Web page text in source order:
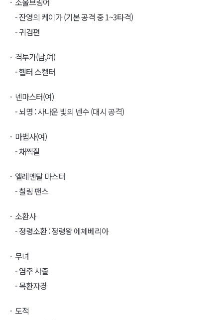
- 잔영의 케이가 (기본 공격 중 1~3타격)
- 귀검편
격투가(남,여)
- 헬터 스켈터
넨마스터(여)
- 뇌명 : 사나운 빛의 넨수 (대시 공격)
마법사(여)
- 채찍질
엘레멘탈 마스터
- 칠링 팬스
소환사
- 정령소환 : 정령왕 에체베리아
무녀
- 염주 사출
- 목환자경
도적